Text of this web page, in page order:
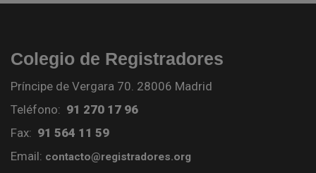
Colegio de Registradores
Príncipe de Vergara 70. 28006 Madrid
Teléfono: 91 270 17 96
Fax: 91 564 11 59
Email: contacto@registradores.org